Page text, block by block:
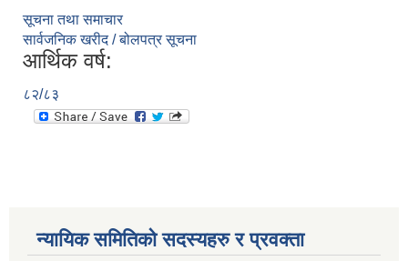
सूचना तथा समाचार
सार्वजनिक खरीद / बोलपत्र सूचना
आर्थिक वर्ष:
८२/८३
न्यायिक समितिको सदस्यहरु र प्रवक्ता